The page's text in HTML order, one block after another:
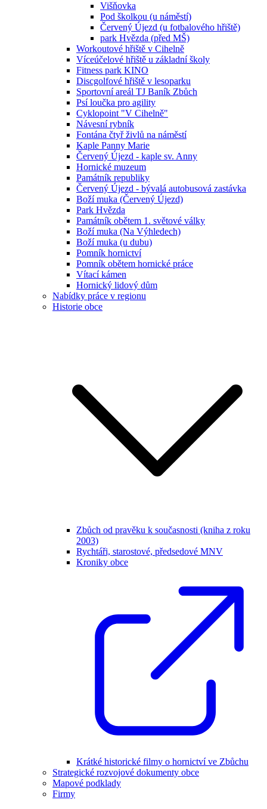
Višňovka
Pod školkou (u náměstí)
Červený Újezd (u fotbalového hřiště)
park Hvězda (před MŠ)
Workoutové hřiště v Cihelně
Víceúčelové hřiště u základní školy
Fitness park KINO
Discgolfové hřiště v lesoparku
Sportovní areál TJ Baník Zbůch
Psí loučka pro agility
Cyklopoint "V Cihelně"
Návesní rybník
Fontána čtyř živlů na náměstí
Kaple Panny Marie
Červený Újezd - kaple sv. Anny
Hornické muzeum
Památník republiky
Červený Újezd - bývalá autobusová zastávka
Boží muka (Červený Újezd)
Park Hvězda
Památník obětem 1. světové války
Boží muka (Na Výhledech)
Boží muka (u dubu)
Pomník hornictví
Pomník obětem hornické práce
Vítací kámen
Hornický lidový dům
Nabídky práce v regionu
Historie obce
Zbůch od pravěku k současnosti (kniha z roku
2003)
Rychtáři, starostové, předsedové MNV
Kroniky obce
Krátké historické filmy o hornictví ve Zbůchu
Strategické rozvojové dokumenty obce
Mapové podklady
Firmy